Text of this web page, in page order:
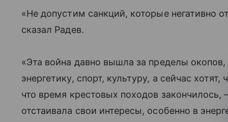
«Не допустим санкций, которые негативно
сказал Радев.
«Эта война давно вышла за пределы окопов,
энергетику, спорт, культуру, а сейчас
что время крестовых походов
отстаивала свои интересы, особенно в